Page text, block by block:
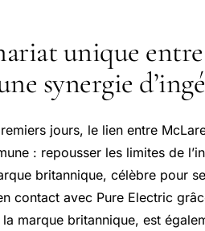
unique
synergie
jours, le lien entre
: repousser les limites de
britannique, célèbre pour
contact avec Pure Electric
marque britannique, est